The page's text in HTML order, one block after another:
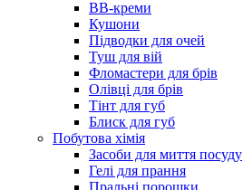
BB-креми
Кушони
Підводки для очей
Туш для вій
Фломастери для брів
Олівці для брів
Тінт для губ
Блиск для губ
Побутова хімія
Засоби для миття посуду
Гелі для прання
Пральні порошки